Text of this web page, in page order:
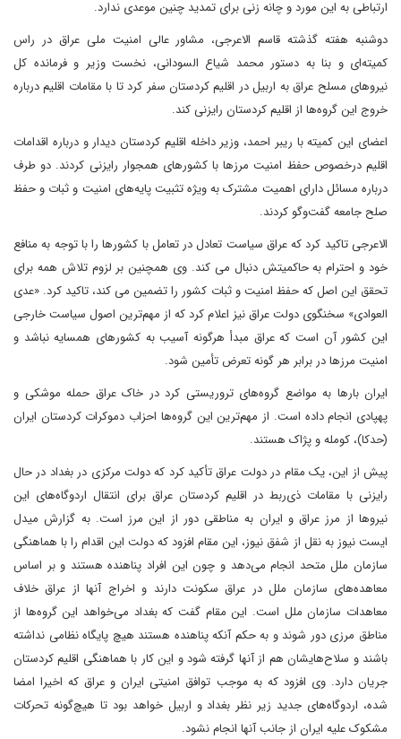
ارتباطی به این مورد و چانه زنی برای تمدید چنین موعدی ندارد.
دوشنبه هفته گذشته قاسم الاعرجی، مشاور عالی امنیت ملی عراق در راس
کمیته‌ای و بنا به دستور محمد شیاع السودانی، نخست وزیر و فرمانده کل
نیروهای مسلح عراق به اربیل در اقلیم کردستان سفر کرد تا با مقامات اقلیم درباره
خروج این گروه‌ها از اقلیم کردستان رایزنی کند.
اعضای این کمیته با ریبر احمد، وزیر داخله اقلیم کردستان دیدار و درباره اقدامات
اقلیم درخصوص حفظ امنیت مرزها با کشورهای همجوار رایزنی کردند. دو طرف
درباره مسائل دارای اهمیت مشترک به ویژه تثبیت پایه‌های امنیت و ثبات و حفظ
صلح جامعه گفت‌وگو کردند.
الاعرجی تاکید کرد که عراق سیاست تعادل در تعامل با کشورها را با توجه به منافع
خود و احترام به حاکمیتش دنبال می کند. وی همچنین بر لزوم تلاش همه برای
تحقق این اصل که حفظ امنیت و ثبات کشور را تضمین می کند، تاکید کرد. «عدی
العوادی» سخنگوی دولت عراق نیز اعلام کرد که از مهم‌ترین اصول سیاست خارجی
این کشور آن است که عراق مبدأ هرگونه آسیب به کشورهای همسایه نباشد و
امنیت مرزها در برابر هر گونه تعرض تأمین شود.
ایران بارها به مواضع گروه‌های تروریستی کرد در خاک عراق حمله موشکی و
پهپادی انجام داده است. از مهم‌ترین این گروه‌ها احزاب دموکرات کردستان ایران
(حدکا)، کومله و پژاک هستند.
پیش از این، یک مقام در دولت عراق تأکید کرد که دولت مرکزی در بغداد در حال
رایزنی با مقامات ذی‌ربط در اقلیم کردستان عراق برای انتقال اردوگاه‌های این
نیروها از مرز عراق و ایران به مناطقی دور از این مرز است. به گزارش میدل
ایست نیوز به نقل از شفق نیوز، این مقام افزود که دولت این اقدام را با هماهنگی
سازمان ملل متحد انجام می‌دهد و چون این افراد پناهنده هستند و بر اساس
معاهده‌های سازمان ملل در عراق سکونت دارند و اخراج آنها از عراق خلاف
معاهدات سازمان ملل است. این مقام گفت که بغداد می‌خواهد این گروه‌ها از
مناطق مرزی دور شوند و به حکم آنکه پناهنده هستند هیچ پایگاه نظامی نداشته
باشند و سلاح‌هایشان هم از آنها گرفته شود و این کار با هماهنگی اقلیم کردستان
جریان دارد. وی افزود که به موجب توافق امنیتی ایران و عراق که اخیرا امضا
شده، اردوگاه‌های جدید زیر نظر بغداد و اربیل خواهد بود تا هیچ‌گونه تحرکات
مشکوک علیه ایران از جانب آنها انجام نشود.